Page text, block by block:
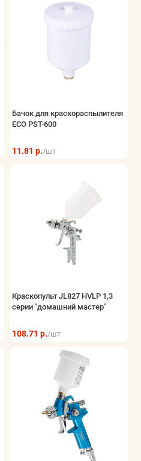
Бачок для краскораспылителя
ECO PST-600
11.81 р./шт
Краскопульт JL827 HVLP 1,3
серии "домашний мастер"
108.71 р./шт